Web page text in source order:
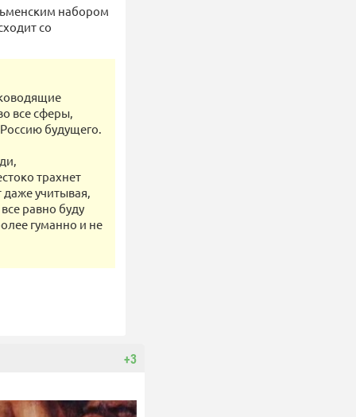
набором
со
все сферы,
будущего.
трахнет
учитывая,
равно буду
гуманно и не
+3